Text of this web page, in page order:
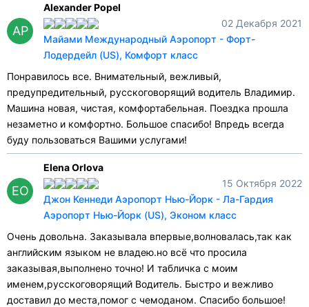
AP
Alexander Popel
02 Декабря 2021
Майами Международный Аэропорт - Форт-
Лодердейл (US), Комфорт класс
Понравилось все. Внимательный, вежливый,
предупредительный, русскоговорящий водитель Владимир.
Машина новая, чистая, комфортабельная. Поездка прошла
незаметно и комфортно. Большое спасибо! Впредь всегда
буду пользоваться Вашими услугами!
EO
Elena Orlova
15 Октября 2022
Джон Кеннеди Аэропорт Нью-Йорк - Ла-Гардия
Аэропорт Нью-Йорк (US), Эконом класс
Очень довольна. Заказывала впервые,волновалась,так как
английским языком не владею.но всё что просила
заказывая,выполнено точно! И табличка с моим
именем,русскоговорящий Водитель. Быстро и вежливо
доставил до места,помог с чемоданом. Спасибо большое!